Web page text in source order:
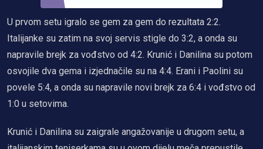
U prvom setu igralo se gem za gem do rezultata 2:2.
Italijanke su zatim na svoj servis stigle do 3:2, a onda su
napravile brejk za vođstvo od 4:2. Krunić i Danilina su potom
osvojile dva gema i izjednačile su na 4:4. Erani i Paolini su
povele 5:4, a onda su napravile novi brejk za 6:4 i vođstvo od
1:0 u setovima.
Krunić i Danilina su zaigrale angažovanije u drugom setu, a